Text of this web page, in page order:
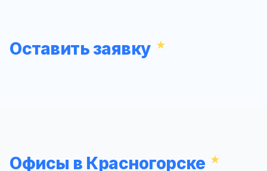
Оставить заявку
Офисы в Красногорске